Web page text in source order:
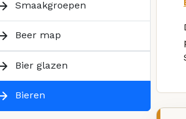
Smaakgroepen
Beer map
Bier glazen
Bieren